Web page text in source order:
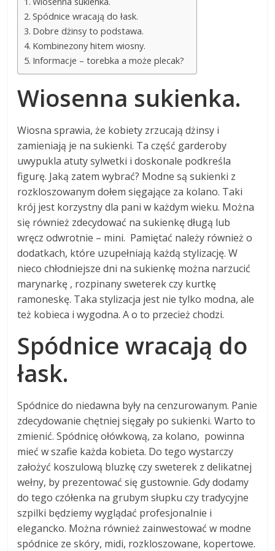
Spódnice wracają do łask.
Dobre dżinsy to podstawa.
Kombinezony hitem wiosny.
Informacje – torebka a może plecak?
Wiosenna sukienka.
Wiosna sprawia, że kobiety zrzucają dżinsy i
zamieniają je na sukienki. Ta część garderoby
uwypukla atuty sylwetki i doskonale podkreśla
figurę. Jaką zatem wybrać? Modne są sukienki z
rozkloszowanym dołem sięgające za kolano. Taki
krój jest korzystny dla pani w każdym wieku. Można
się również zdecydować na sukienkę długą lub
wręcz odwrotnie – mini. Pamiętać należy również o
dodatkach, które uzupełniają każdą stylizację. W
nieco chłodniejsze dni na sukienkę można narzucić
marynarkę , rozpinany sweterek czy kurtkę
ramoneskę. Taka stylizacja jest nie tylko modna, ale
też kobieca i wygodna. A o to przecież chodzi.
Spódnice wracają do
łask.
Spódnice do niedawna były na cenzurowanym. Panie
zdecydowanie chętniej sięgały po sukienki. Warto to
zmienić. Spódnicę ołówkową, za kolano, powinna
mieć w szafie każda kobieta. Do tego wystarczy
założyć koszulową bluzkę czy sweterek z delikatnej
wełny, by prezentować się gustownie. Gdy dodamy
do tego czółenka na grubym słupku czy tradycyjne
szpilki będziemy wyglądać profesjonalnie i
elegancko. Można również zainwestować w modne
spódnice ze skóry, midi, rozkloszowane, kopertowe.